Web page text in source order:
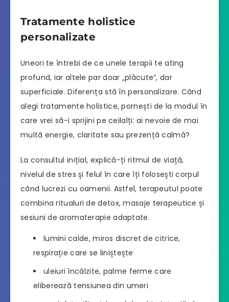
Tratamente holistice
personalizate
Uneori te întrebi de ce unele terapii te ating
profund, iar altele par doar „plăcute”, dar
superficiale. Diferența stă în personalizare. Când
alegi tratamente holistice, pornești de la modul în
care vrei să-i sprijini pe ceilalți: ai nevoie de mai
multă energie, claritate sau prezență calmă?
La consultul inițial, explică-ți ritmul de viață,
nivelul de stres și felul în care îți folosești corpul
când lucrezi cu oamenii. Astfel, terapeutul poate
combina ritualuri de detox, masaje terapeutice și
sesiuni de aromaterapie adaptate.
lumini calde, miros discret de citrice,
respirație care se liniștește
uleiuri încălzite, palme ferme care
eliberează tensiunea din umeri